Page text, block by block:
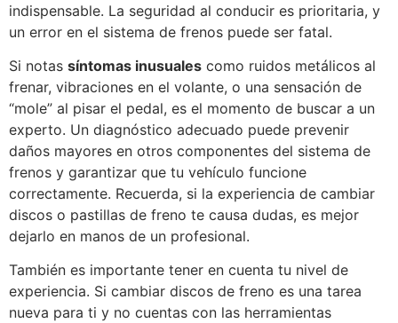
indispensable. La seguridad al conducir es prioritaria, y
un error en el sistema de frenos puede ser fatal.
Si notas síntomas inusuales como ruidos metálicos al
frenar, vibraciones en el volante, o una sensación de
“mole” al pisar el pedal, es el momento de buscar a un
experto. Un diagnóstico adecuado puede prevenir
daños mayores en otros componentes del sistema de
frenos y garantizar que tu vehículo funcione
correctamente. Recuerda, si la experiencia de cambiar
discos o pastillas de freno te causa dudas, es mejor
dejarlo en manos de un profesional.
También es importante tener en cuenta tu nivel de
experiencia. Si cambiar discos de freno es una tarea
nueva para ti y no cuentas con las herramientas